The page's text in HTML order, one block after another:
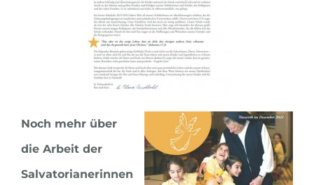
Noch mehr über
die Arbeit der
Salvatorianerinnen